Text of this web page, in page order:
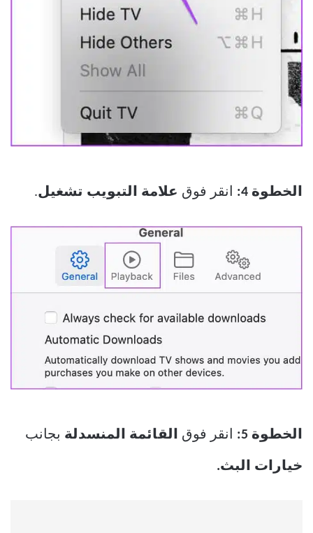
الخطوة 4: انقر فوق علامة التبويب تشغيل.
الخطوة 5: انقر فوق القائمة المنسدلة بجانب
خيارات البث.